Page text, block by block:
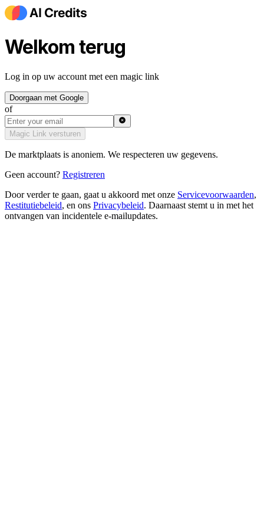
Welkom terug
Log in op uw account met een magic link
Doorgaan met Google
of
Magic Link versturen
De marktplaats is anoniem. We respecteren uw gegevens.
Geen account? Registreren
Door verder te gaan, gaat u akkoord met onze Servicevoorwaarden,
Restitutiebeleid, en ons Privacybeleid. Daarnaast stemt u in met het
ontvangen van incidentele e-mailupdates.